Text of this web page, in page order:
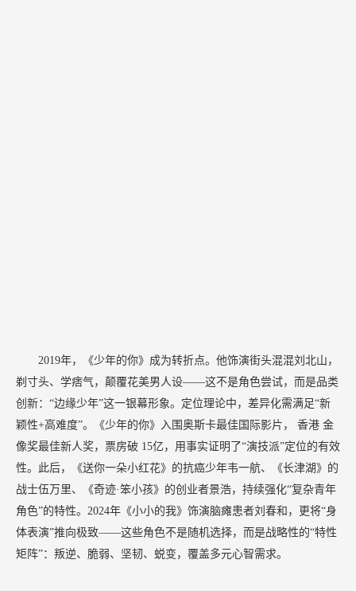
2019年，《少年的你》成为转折点。他饰演街头混混刘北山，
剃寸头、学痞气，颠覆花美男人设——这不是角色尝试，而是品类
创新：“边缘少年”这一银幕形象。定位理论中，差异化需满足“新
颖性+高难度”。《少年的你》入围奥斯卡最佳国际影片， 香港 金
像奖最佳新人奖，票房破 15亿，用事实证明了“演技派”定位的有效
性。此后，《送你一朵小红花》的抗癌少年韦一航、《长津湖》的
战士伍万里、《奇迹·笨小孩》的创业者景浩，持续强化“复杂青年
角色”的特性。2024年《小小的我》饰演脑瘫患者刘春和，更将“身
体表演”推向极致——这些角色不是随机选择，而是战略性的“特性
矩阵”：叛逆、脆弱、坚韧、蜕变，覆盖多元心智需求。